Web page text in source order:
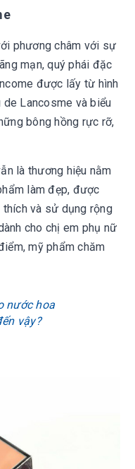
phương châm với sự
mạn, quý phái đặc
được lấy từ hình
Lancosme và biểu
bông hồng rực rỡ,
là thương hiệu nằm
làm đẹp, được
và sử dụng rộng
cho chị em phụ nữ
mỹ phẩm chăm
nước hoa
vậy?